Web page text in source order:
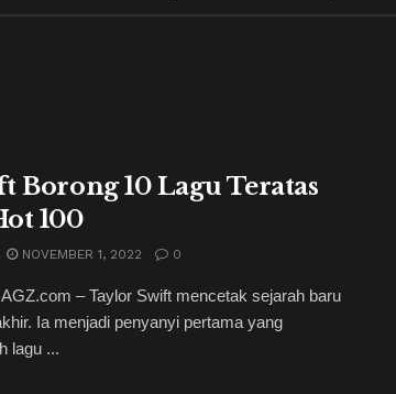
Borong 10 Lagu Teratas
100
NOVEMBER 1, 2022 0
– Taylor Swift mencetak sejarah baru
Ia menjadi penyanyi pertama yang
lagu ...